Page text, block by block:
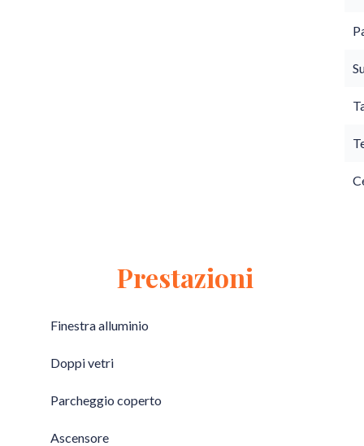
Prestazioni
Finestra alluminio
Doppi vetri
Parcheggio coperto
Ascensore